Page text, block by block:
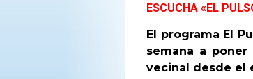
ESCUCHA «EL
El programa El
semana a
vecinal desde el